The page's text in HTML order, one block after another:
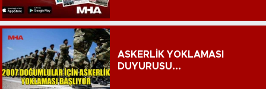
ASKERLİK YOKLAMASI
DUYURUSU...